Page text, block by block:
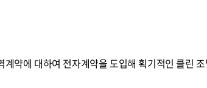
약에 대하여 전자계약을 도입해 획기적인 클린